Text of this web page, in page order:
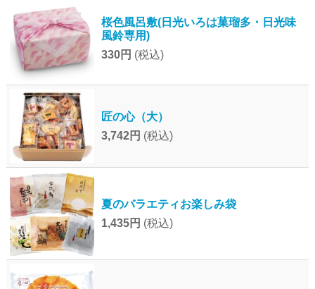
桜色風呂敷(日光いろは菓瑠多・日光味
風鈴専用)
330円 (税込)
匠の心（大）
3,742円 (税込)
夏のバラエティお楽しみ袋
1,435円 (税込)